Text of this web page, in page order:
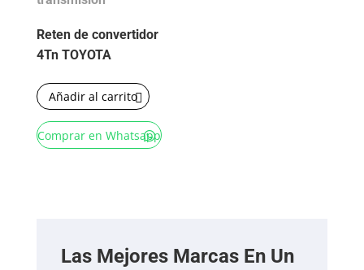
Reten de convertidor
4Tn TOYOTA
Añadir al carrito
Comprar en Whatsapp
Las Mejores Marcas En Un